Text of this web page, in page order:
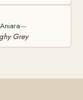
Aniara—
Grey